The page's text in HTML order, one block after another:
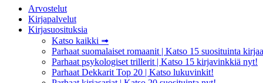
Arvostelut
Kirjapalvelut
Kirjasuosituksia
Katso kaikki ➟
Parhaat suomalaiset romaanit | Katso 15 suosituinta
Parhaat psykologiset trillerit | Katso 15 kirjavinkkiä nyt!
Parhaat Dekkarit Top 20 | Katso lukuvinkit!